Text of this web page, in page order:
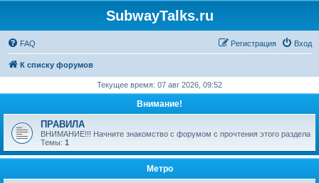
SubwayTalks.ru
FAQ Вход
Регистрация
К списку форумов
Текущее время: 07 авг 2026, 09:52
Внимание!
ПРАВИЛА
ВНИМАНИЕ!!! Начните знакомство с форумом с прочтения этого раздела
Темы: 1
Метро